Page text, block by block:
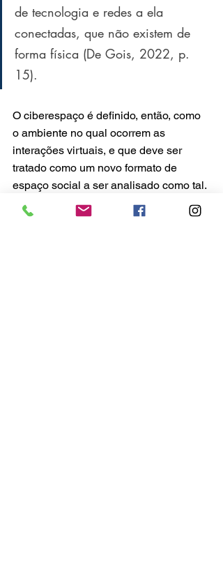
de tecnologia e redes a ela
conectadas, que não existem de
forma física (De Gois, 2022, p.
15).
O ciberespaço é definido, então, como
o ambiente no qual ocorrem as
interações virtuais, e que deve ser
tratado como um novo formato de
espaço social a ser analisado como tal.
Os benefícios atribuídos aos avanços